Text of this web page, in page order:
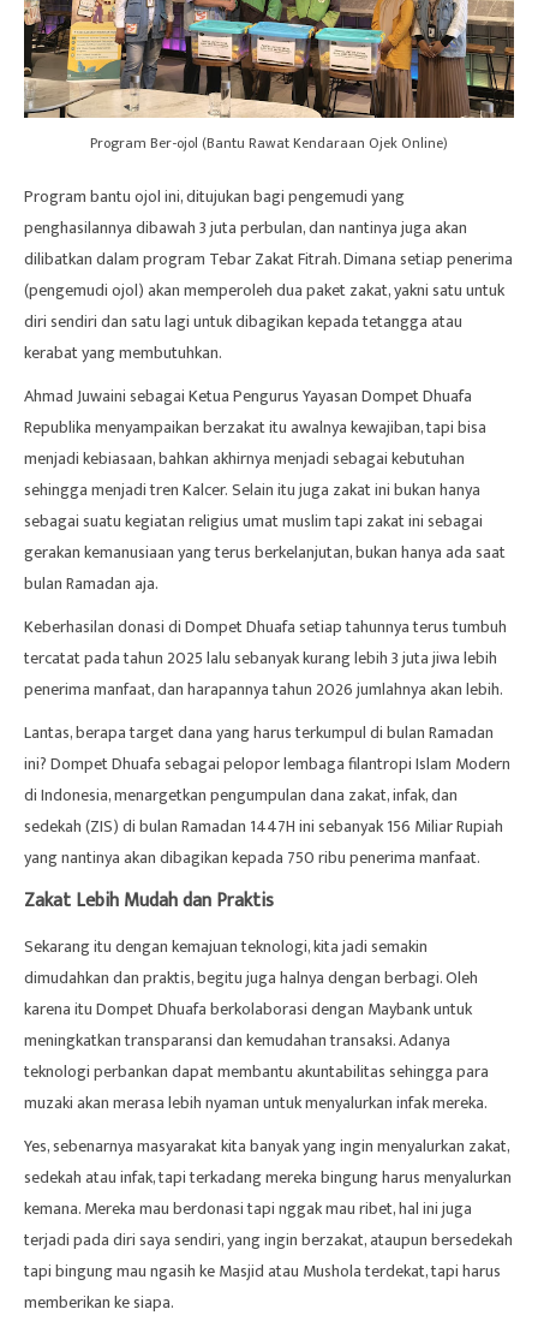
Program Ber-ojol (Bantu Rawat Kendaraan Ojek Online)
Program bantu ojol ini, ditujukan bagi pengemudi yang
penghasilannya dibawah 3 juta perbulan, dan nantinya juga akan
dilibatkan dalam program Tebar Zakat Fitrah. Dimana setiap penerima
(pengemudi ojol) akan memperoleh dua paket zakat, yakni satu untuk
diri sendiri dan satu lagi untuk dibagikan kepada tetangga atau
kerabat yang membutuhkan.
Ahmad Juwaini sebagai Ketua Pengurus YayasanDompet Dhuafa
Republika menyampaikan berzakat itu awalnya kewajiban, tapi bisa
menjadi kebiasaan, bahkan akhirnya menjadi sebagai kebutuhan
sehingga menjadi tren Kalcer.Selain itu juga zakat ini bukan hanya
sebagai suatu kegiatan religius umat muslim tapi zakat ini sebagai
gerakan kemanusiaan yang terus berkelanjutan, bukan hanya ada saat
bulan Ramadan aja.
Keberhasilan donasi di Dompet Dhuafa setiap tahunnya terus tumbuh
tercatat pada tahun 2025 lalu sebanyak kurang lebih 3 juta jiwa lebih
penerima manfaat, dan harapannya tahun 2026 jumlahnya akan lebih.
Lantas, berapa target dana yang harus terkumpul di bulan Ramadan
ini? Dompet Dhuafa sebagai pelopor lembaga filantropi Islam Modern
di Indonesia, menargetkan pengumpulan dana zakat, infak, dan
sedekah (ZIS) di bulan Ramadan 1447H ini sebanyak 156 Miliar Rupiah
yang nantinya akan dibagikan kepada 750 ribu penerima manfaat.
Zakat Lebih Mudah dan Praktis
Sekarang itu dengan kemajuan teknologi, kita jadi semakin
dimudahkan dan praktis, begitu juga halnya dengan berbagi. Oleh
karena itu Dompet Dhuafa berkolaborasi dengan Maybank untuk
meningkatkan transparansi dan kemudahan transaksi. Adanya
teknologi perbankan dapat membantu akuntabilitas sehingga para
muzaki akan merasa lebih nyaman untuk menyalurkan infak mereka.
Yes, sebenarnya masyarakat kita banyak yang ingin menyalurkan zakat,
sedekah atau infak, tapi terkadang mereka bingung harus menyalurkan
kemana. Mereka mau berdonasi tapi nggak mau ribet, hal ini juga
terjadi pada diri saya sendiri, yang ingin berzakat, ataupun bersedekah
tapi bingung mau ngasih ke Masjid atau Mushola terdekat, tapi harus
memberikan ke siapa.